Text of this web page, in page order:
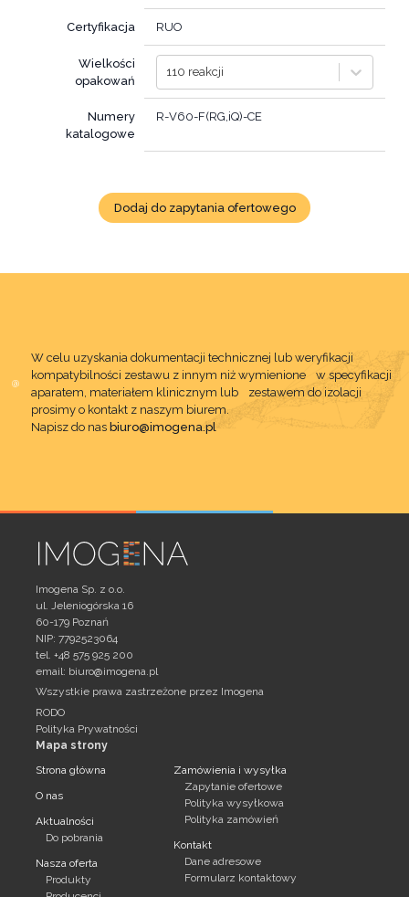
Certyfikacja RUO
Wielkości
opakowań
110 reakcji
Numery
katalogowe
R-V60-F(RG,iQ)-CE
Dodaj do zapytania ofertowego
W celu uzyskania dokumentacji technicznej lub weryfikacji
kompatybilności zestawu z innym niż wymienione w specyfikacji
aparatem, materiałem klinicznym lub zestawem do izolacji
prosimy o kontakt z naszym biurem.
Napisz do nas biuro@imogena.pl
Imogena Sp. z o.o.
ul. Jeleniogórska 16
60-179 Poznań
NIP: 7792523064
tel. +48 575 925 200
email: biuro@imogena.pl
Wszystkie prawa zastrzeżone przez Imogena
RODO
Polityka Prywatności
Mapa strony
Strona główna
O nas
Aktualności
Do pobrania
Nasza oferta
Produkty
Zamówienia i wysyłka
Zapytanie ofertowe
Polityka wysyłkowa
Polityka zamówień
Kontakt
Dane adresowe
Formularz kontaktowy